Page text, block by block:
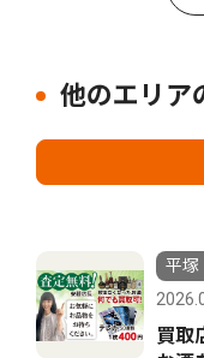
他のエリア
平塚
買取